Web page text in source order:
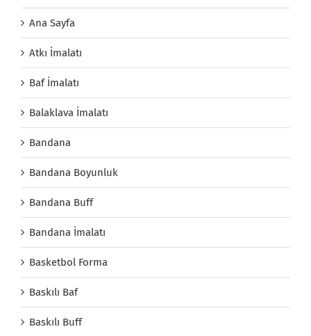
Ana Sayfa
Atkı İmalatı
Baf İmalatı
Balaklava İmalatı
Bandana
Bandana Boyunluk
Bandana Buff
Bandana İmalatı
Basketbol Forma
Baskılı Baf
Baskılı Buff